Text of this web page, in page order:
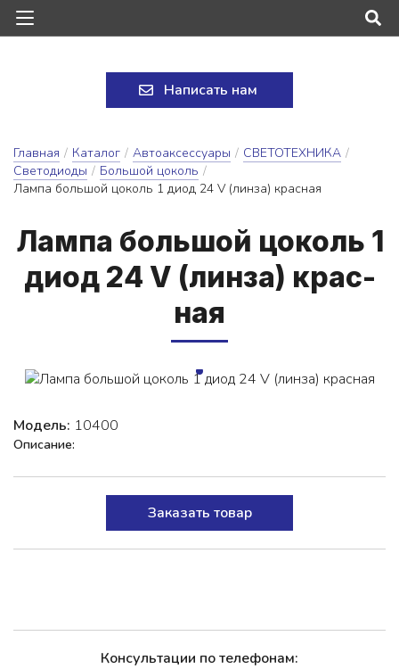
Написать нам
Главная / Каталог / Автоаксессуары / СВЕТОТЕХНИКА /
Светодиоды / Большой цоколь /
Лампа большой цоколь 1 диод 24 V (линза) красная
Лам­па боль­шой цо­коль 1
ди­од 24 V (лин­за) крас­
ная
Модель: 10400
Описание:
Заказать товар
Консультации по телефонам: